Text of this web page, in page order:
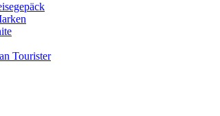
Tourister